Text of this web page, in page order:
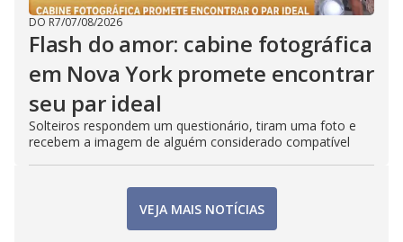
DO R7/07/08/2026
Flash do amor: cabine fotográfica
em Nova York promete encontrar
seu par ideal
Solteiros respondem um questionário, tiram uma foto e
recebem a imagem de alguém considerado compatível
VEJA MAIS NOTÍCIAS